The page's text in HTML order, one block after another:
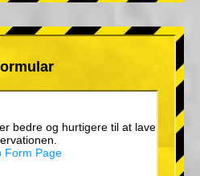
bedre og hurtigere til at lave
Form Page